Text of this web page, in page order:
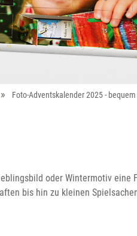
Foto-Adventskalender 2025 -
oder Wintermotiv eine
bis hin zu kleinen